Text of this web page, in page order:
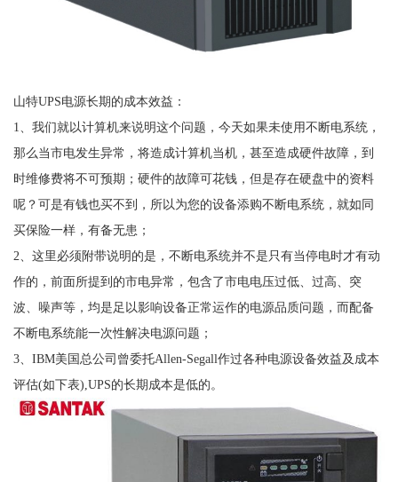
山特UPS电源长期的成本效益：
1、我们就以计算机来说明这个问题，今天如果未使用不断电系统，
那么当市电发生异常，将造成计算机当机，甚至造成硬件故障，到
时维修费将不可预期；硬件的故障可花钱，但是存在硬盘中的资料
呢？可是有钱也买不到，所以为您的设备添购不断电系统，就如同
买保险一样，有备无患；
2、这里必须附带说明的是，不断电系统并不是只有当停电时才有动
作的，前面所提到的市电异常，包含了市电电压过低、过高、突
波、噪声等，均是足以影响设备正常运作的电源品质问题，而配备
不断电系统能一次性解决电源问题；
3、IBM美国总公司曾委托Allen-Segall作过各种电源设备效益及成本
评估(如下表),UPS的长期成本是低的。